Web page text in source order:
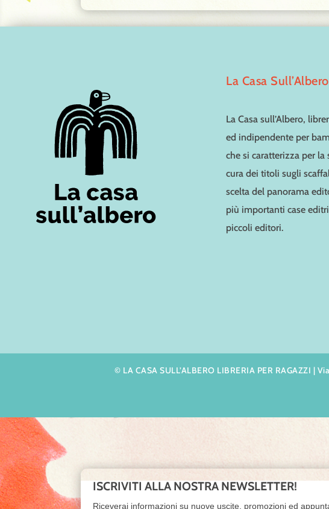
La Casa Sull’Albero
La Casa sull’Albero,
ed indipendente per
che si caratterizza per la
cura dei titoli sugli
scelta del panorama
più importanti case
piccoli editori.
© LA CASA SULL’ALBERO LIBRERIA PER RAGAZZI |
ISCRIVITI ALLA NOSTRA NEWSLETTER!
Riceverai informazioni su nuove uscite, promozioni ed